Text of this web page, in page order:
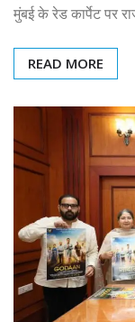
मुंबई के रेड कार्पेट पर
READ MORE